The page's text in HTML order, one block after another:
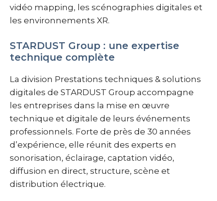
vidéo mapping, les scénographies digitales et
les environnements XR.
STARDUST Group : une expertise
technique complète
La division Prestations techniques & solutions
digitales de STARDUST Group accompagne
les entreprises dans la mise en œuvre
technique et digitale de leurs événements
professionnels. Forte de près de 30 années
d’expérience, elle réunit des experts en
sonorisation, éclairage, captation vidéo,
diffusion en direct, structure, scène et
distribution électrique.